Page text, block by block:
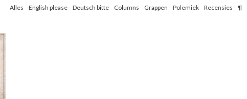
Alles English please Deutsch bitte Columns Grappen Polemiek Recensies ¶